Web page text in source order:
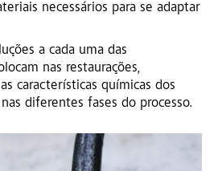
necessários para se adaptar
a cada uma das
nas restaurações,
características químicas dos
diferentes fases do processo.